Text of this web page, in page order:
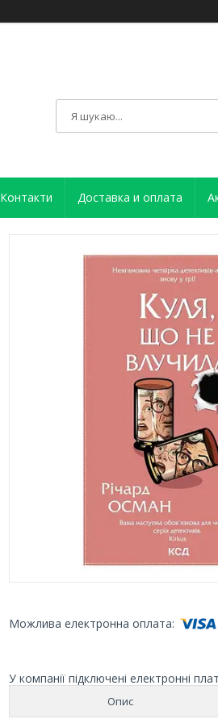
Контакти Доставка и оплата
У компанії підключені електронні
Опис